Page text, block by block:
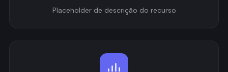
Placeholder de descrição do recurso